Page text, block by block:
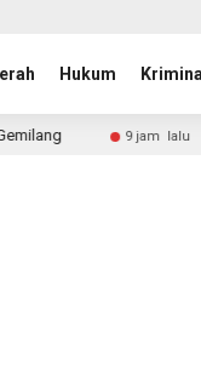
Hukum Kriminal
Rehab Jembatan TMMD